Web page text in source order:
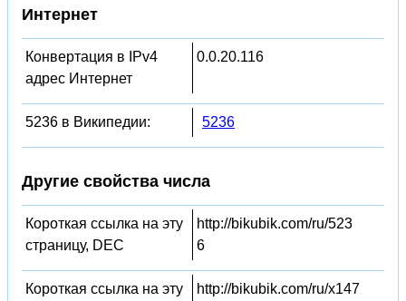
Интернет
Конвертация в IPv4
адрес Интернет
0.0.20.116
5236 в Википедии: 5236
Другие свойства числа
Короткая ссылка на эту
страницу, DEC
http://bikubik.com/ru/523
6
Короткая ссылка на эту
http://bikubik.com/ru/x147